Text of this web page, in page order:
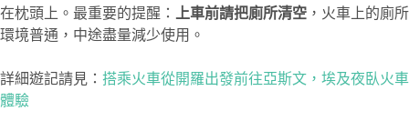
在枕頭上。最重要的提醒：
上車前請把廁所清空 ，火車上的廁所
環境普通，中途盡量減少使用。
詳細遊記請見： 搭乘火車從開羅出發前往亞斯文，埃及夜臥火車
體驗